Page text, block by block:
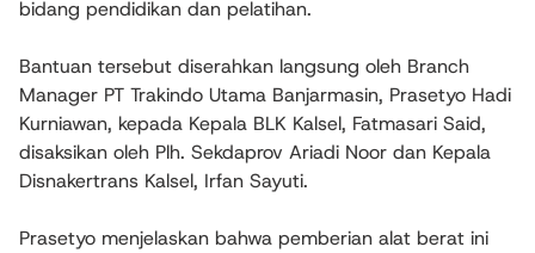
bidang pendidikan dan pelatihan.
Bantuan tersebut diserahkan langsung oleh Branch
Manager PT Trakindo Utama Banjarmasin, Prasetyo Hadi
Kurniawan, kepada Kepala BLK Kalsel, Fatmasari Said,
disaksikan oleh Plh. Sekdaprov Ariadi Noor dan Kepala
Disnakertrans Kalsel, Irfan Sayuti.
Prasetyo menjelaskan bahwa pemberian alat berat ini